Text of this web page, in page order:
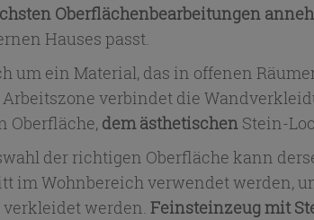
Oberflächenbearbeitungen
Hauses passt.
um ein Material, das in offenen
Arbeitszone verbindet die
Oberfläche, dem ästhetischen Stein-
der richtigen Oberfläche kann
im Wohnbereich verwendet werden,
werden. Feinsteinzeug mit